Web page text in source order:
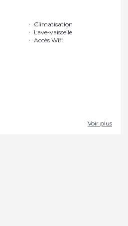
Climatisation
Lave-vaisselle
Accès Wifi
Voir plus